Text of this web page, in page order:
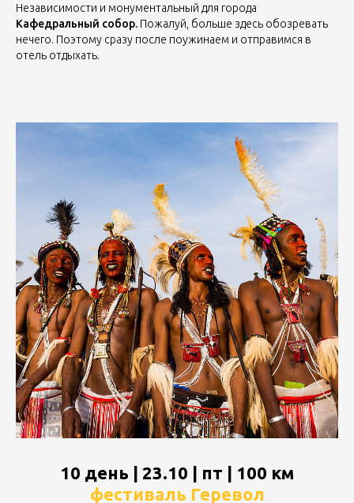
Независимости и монументальный для города
Кафедральный собор. Пожалуй, больше здесь обозревать
нечего. Поэтому сразу после поужинаем и отправимся в
отель отдыхать.
10 день | 23.10 | пт | 100 км
фестиваль Геревол